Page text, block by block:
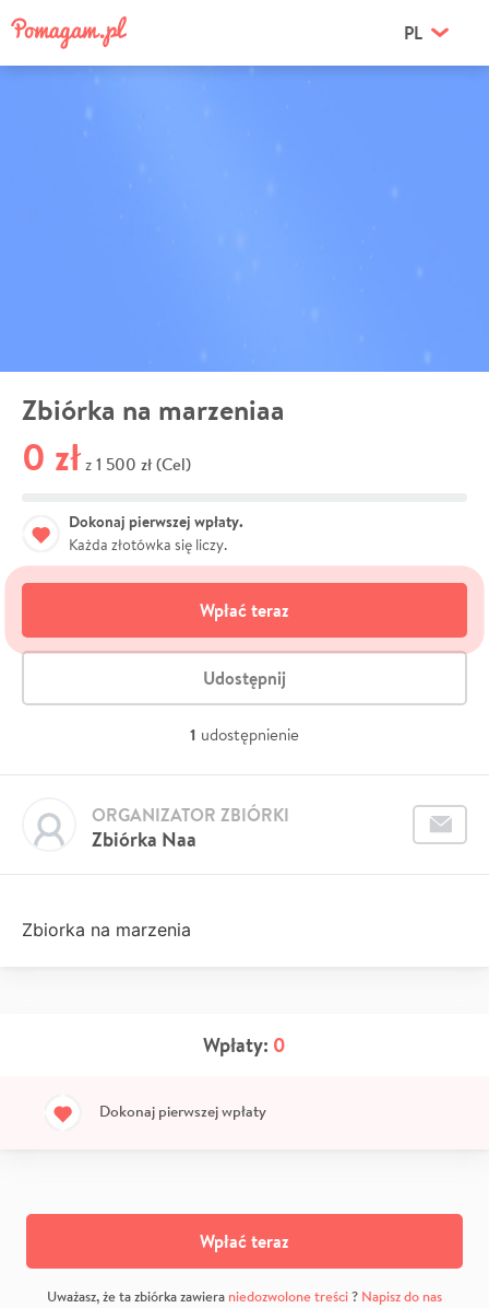
PL
Zbiórka na marzeniaa
0 zł z 1 500 zł (Cel)
Dokonaj pierwszej wpłaty.
Każda złotówka się liczy.
Wpłać teraz
Udostępnij
1 udostępnienie
Zbiórka Naa
ORGANIZATOR ZBIÓRKI
Zbiorka na marzenia
Wpłaty: 0
Dokonaj pierwszej wpłaty
Wpłać teraz
Uważasz, że ta zbiórka zawiera niedozwolone treści? Napisz do nas